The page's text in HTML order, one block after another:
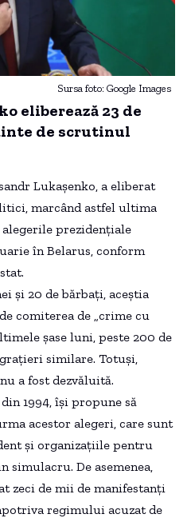
Sursa foto: Google Images
eliberează 23 de
de scrutinul
Lukașenko, a eliberat
marcând astfel ultima
prezidențiale
în Belarus, conform
și 20 de bărbați, aceștia
comiterea de „crime cu
șase luni, peste 200 de
similare. Totuși,
a fost dezvăluită.
1994, își propune să
acestor alegeri, care sunt
și organizațiile pentru
De asemenea,
zeci de mii de manifestanți
regimului acuzat de